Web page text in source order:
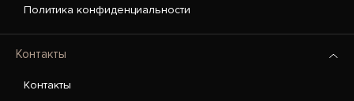
Политика конфиденциальности
Контакты
Контакты